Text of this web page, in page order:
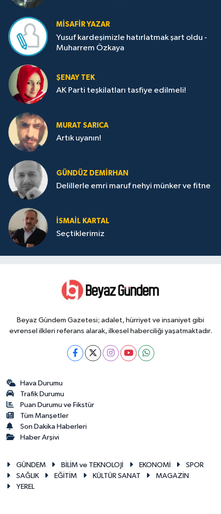
MISAFIR YAZAR
Yusuf kardeşimizle hatırlatmak şart oldu -
Muharrem Özkaya
ŞENAY TEK
AK Parti teşkilatları tasfiye edilmeli!
MURAT SARICA
Artık uyanın!
GÜNDÜZ DEMIRHAN
Delillerle emri maruf nehyi münker ve fitne
İSMAIL KARTAL
Seçtiklerimiz
Beyaz Gündem Gazetesi; adalet, hürriyet ve insaniyet gibi
evrensel ilkleri referans alarak, ilkesel haberciliği yaşatmaktadır.
Hava Durumu
Trafik Durumu
Puan Durumu ve Fikstür
Tüm Manşetler
Son Dakika Haberleri
Haber Arşivi
GÜNDEM BİLİM ve TEKNOLOJİ EKONOMİ
SPOR
SAĞLIK
EĞİTİM KÜLTÜR SANAT
MAGAZİN
YEREL